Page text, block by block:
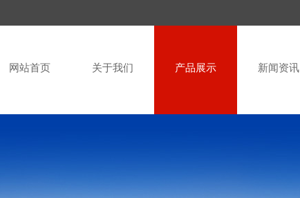
网站首页 关于我们 产品展示 新闻资讯